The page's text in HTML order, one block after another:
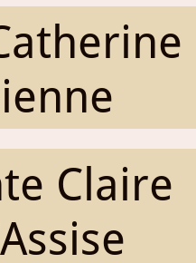
Claire